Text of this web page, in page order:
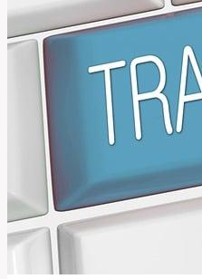
se